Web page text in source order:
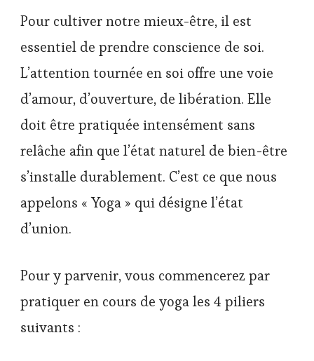
Pour cultiver notre mieux-être, il est
essentiel de prendre conscience de soi.
L’attention tournée en soi offre une voie
d’amour, d’ouverture, de libération. Elle
doit être pratiquée intensément sans
relâche afin que l’état naturel de bien-être
s’installe durablement. C’est ce que nous
appelons « Yoga » qui désigne l’état
d’union.
Pour y parvenir, vous commencerez par
pratiquer en cours de yoga les 4 piliers
suivants :